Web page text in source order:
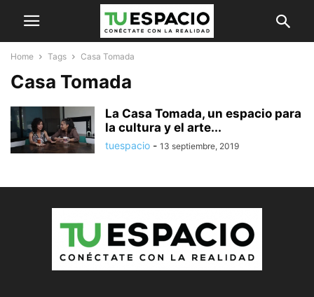
Home Tags Casa Tomada
Casa Tomada
La Casa Tomada, un espacio para
la cultura y el arte...
tuespacio - 13 septiembre, 2019